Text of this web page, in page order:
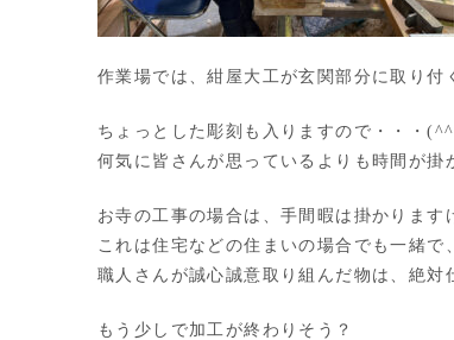
作業場では、紺屋大工が玄関部分に取り付
ちょっとした彫刻も入りますので・・・(^^
何気に皆さんが思っているよりも時間が掛
お寺の工事の場合は、手間暇は掛かります
これは住宅などの住まいの場合でも一緒
職人さんが誠心誠意取り組んだ物は、絶対
もう少しで加工が終わりそう？